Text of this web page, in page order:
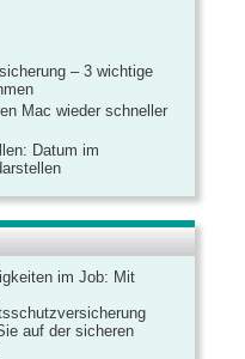
– 3 wichtige
Mac wieder schneller
Datum im
im Job: Mit
auf der sicheren